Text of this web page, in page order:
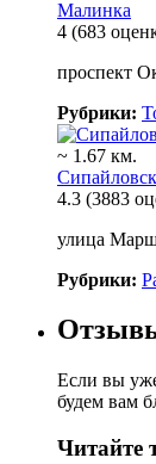
Малинка
4 (683
проспект
Рубрики:
~ 1.67 км.
4.3 (3883
улица
Рубрики:
Если вы
будем вам
Читайте